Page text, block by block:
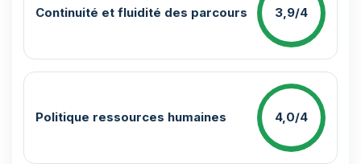
Continuité et fluidité des parcours 3,9/4
Politique ressources humaines 4,0/4